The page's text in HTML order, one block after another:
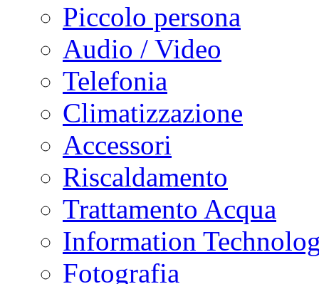
Piccolo persona
Audio / Video
Telefonia
Climatizzazione
Accessori
Riscaldamento
Trattamento Acqua
Information
Fotografia